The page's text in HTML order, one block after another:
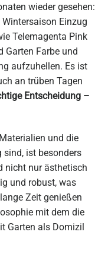
wieder gesehen:
Einzug
Telemagenta Pink
Garten Farbe und
aufzuhellen. Es ist
an trüben Tagen
Entscheidung –
und die
sind, ist besonders
nicht nur ästhetisch
und robust, was
Zeit genießen
mit dem die
Garten als Domizil